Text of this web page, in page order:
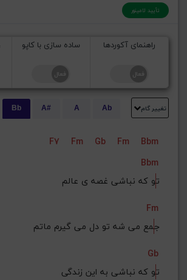
تأیید لامینور
راهنمای آکوردها ساده سازی با کاپو
تغییر گام Ab
A
A#
Bb
ذخیره گام
F7 Fm Gb Fm
Bbm
Bbm
تو که نباشی غصه ی عالم
Fm
جمع می شه تو دل می گیرم ماتم
Gb
تو که نباشی به این زندگی